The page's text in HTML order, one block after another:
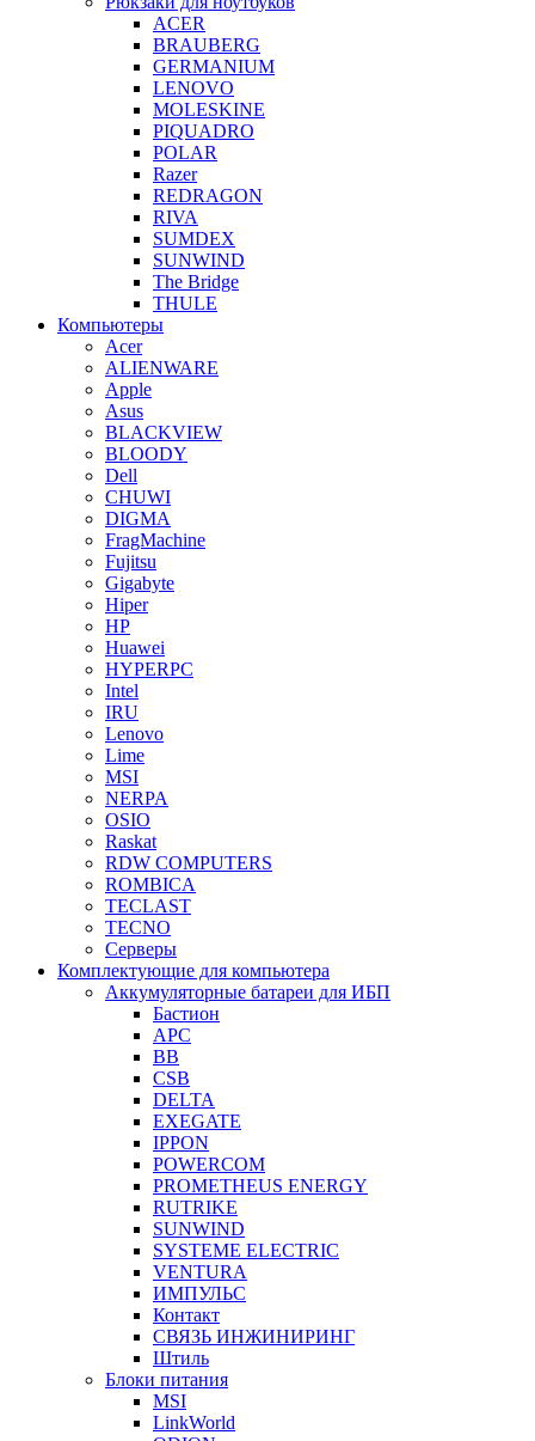
ACER
BRAUBERG
GERMANIUM
LENOVO
MOLESKINE
PIQUADRO
POLAR
Razer
REDRAGON
RIVA
SUMDEX
SUNWIND
The Bridge
THULE
Компьютеры
Acer
ALIENWARE
Apple
Asus
BLACKVIEW
BLOODY
Dell
CHUWI
DIGMA
FragMachine
Fujitsu
Gigabyte
Hiper
HP
Huawei
HYPERPC
Intel
IRU
Lenovo
Lime
MSI
NERPA
OSIO
Raskat
RDW COMPUTERS
ROMBICA
TECLAST
TECNO
Серверы
Комплектующие для компьютера
Аккумуляторные батареи для ИБП
Бастион
APC
BB
CSB
DELTA
EXEGATE
IPPON
POWERCOM
PROMETHEUS ENERGY
RUTRIKE
SUNWIND
SYSTEME ELECTRIC
VENTURA
ИМПУЛЬС
Контакт
СВЯЗЬ ИНЖИНИРИНГ
Штиль
Блоки питания
MSI
LinkWorld